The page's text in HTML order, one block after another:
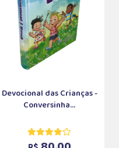
Devocional das Crianças -
Conversinha...